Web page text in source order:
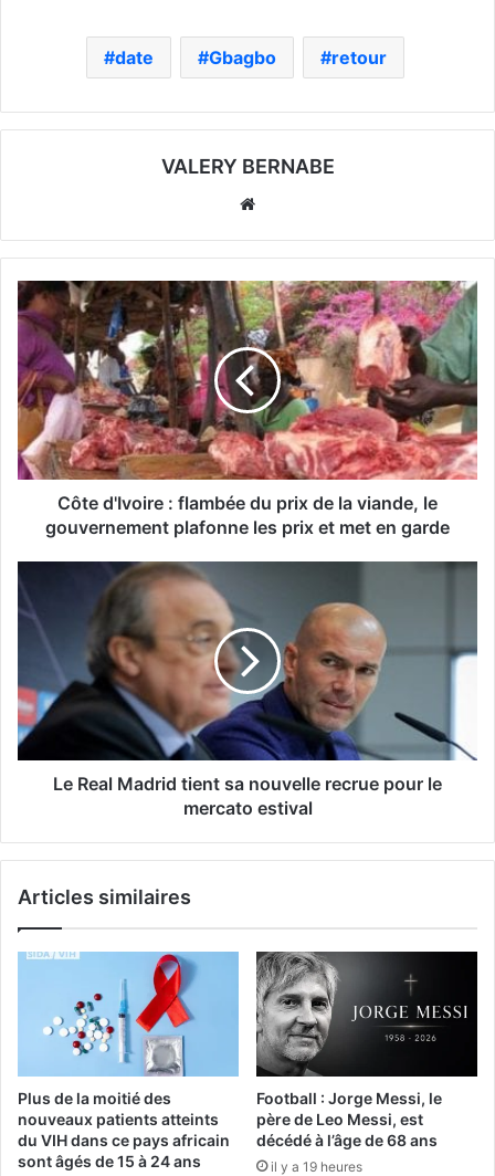
date Gbagbo retour
VALERY BERNABE
Côte d'Ivoire : flambée du prix de la viande, le
gouvernement plafonne les prix et met en garde
Le Real Madrid tient sa nouvelle recrue pour le
mercato estival
Articles similaires
Plus de la moitié des
nouveaux patients atteints
du VIH dans ce pays africain
sont âgés de 15 à 24 ans
Football : Jorge Messi, le
père de Leo Messi, est
décédé à l’âge de 68 ans
il y a 19 heures